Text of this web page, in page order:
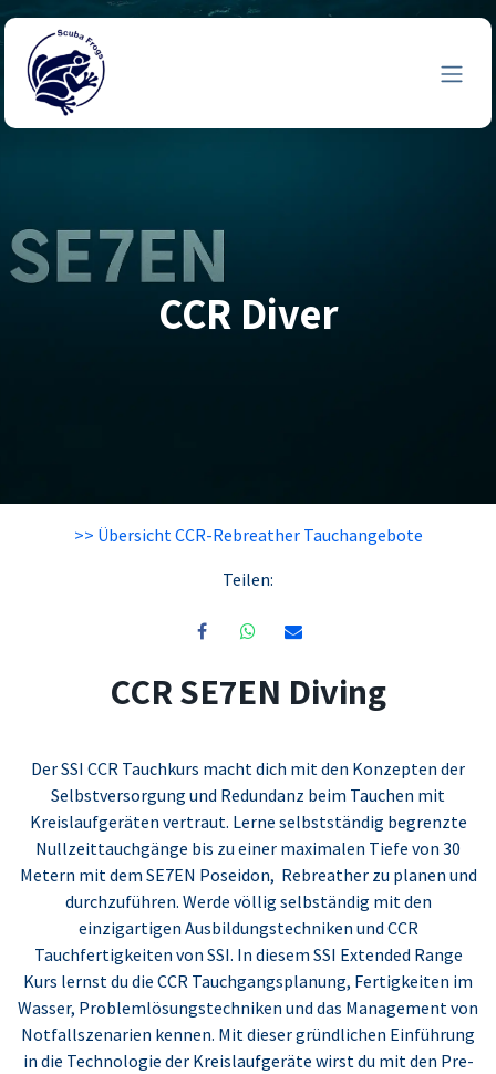
Zum Inhalt springen
CCR Diver
>> Übersicht CCR-Rebreather Tauchangebote
Teilen:
CCR SE7EN Diving
Der SSI CCR Tauchkurs macht dich mit den Konzepten der
Selbstversorgung und Redundanz beim Tauchen mit
Kreislaufgeräten vertraut. Lerne selbstständig begrenzte
Nullzeittauchgänge bis zu einer maximalen Tiefe von 30
Metern mit dem SE7EN Poseidon, Rebreather zu planen und
durchzuführen. Werde völlig selbständig mit den
einzigartigen Ausbildungstechniken und CCR
Tauchfertigkeiten von SSI. In diesem SSI Extended Range
Kurs lernst du die CCR Tauchgangsplanung, Fertigkeiten im
Wasser, Problemlösungstechniken und das Management von
Notfallszenarien kennen. Mit dieser gründlichen Einführung
in die Technologie der Kreislaufgeräte wirst du mit den Pre-